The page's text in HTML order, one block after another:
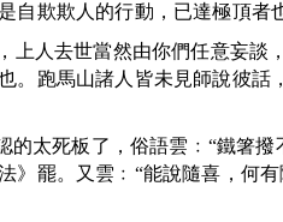
自欺欺人的行動，已達極頂者
人去世當然由你們任意妄談
。跑馬山諸人皆未見師說彼話
太死板了，俗語雲﹕“鐵箸撥
》罷。又雲﹕“能說隨喜，何